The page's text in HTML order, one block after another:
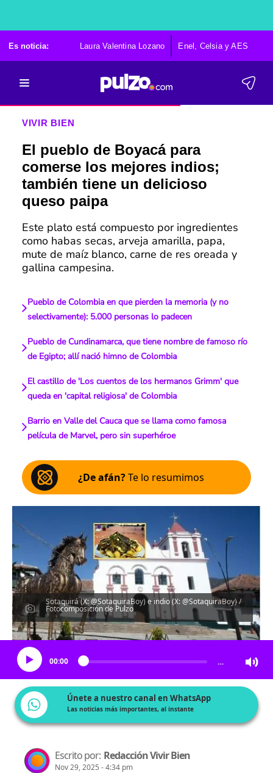
Es noticia: Laura Valentina Lozano Enel, Celsia y AES
VIVIR BIEN
El pueblo de Boyacá para
comerse los mejores indios;
también tiene un delicioso
queso paipa
Este plato está compuesto por ingredientes
como habas secas, arveja amarilla, papa,
mute de maíz blanco, carne de res oreada y
gallina campesina.
Pueblo de Colombia en que pierden la memoria (y no
selectivamente): 5.000 personas lo padecen
Pueblo de Cundinamarca, que tiene nombre de famoso río
de Egipto; allí nació himno de Colombia
El castillo de 'Los cuentos de los hermanos Grimm' que
queda en 'capital religiosa' de Colombia
Barrio en Valle del Cauca que se llama como famosa
película de Marvel, pero sin superhéroe
¿De afán?Te lo resumimos
Sotaquirá (X: @SotaquiraBoy) e indio (X: @SotaquiraBoy) /
Fotocomposición de Pulzo
Escucha el artículo
00:00 …
Únete a nuestro canal en WhatsApp
Las noticias más importantes, al instante
Escrito por: Redacción Vivir Bien
Nov 29, 2025 - 4:34 pm